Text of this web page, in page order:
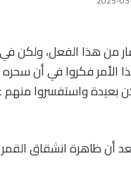
من هذا الفعل، ولكن في
الأمر فكروا في أن
واستفسروا منهم
أن ظاهرة انشقاق